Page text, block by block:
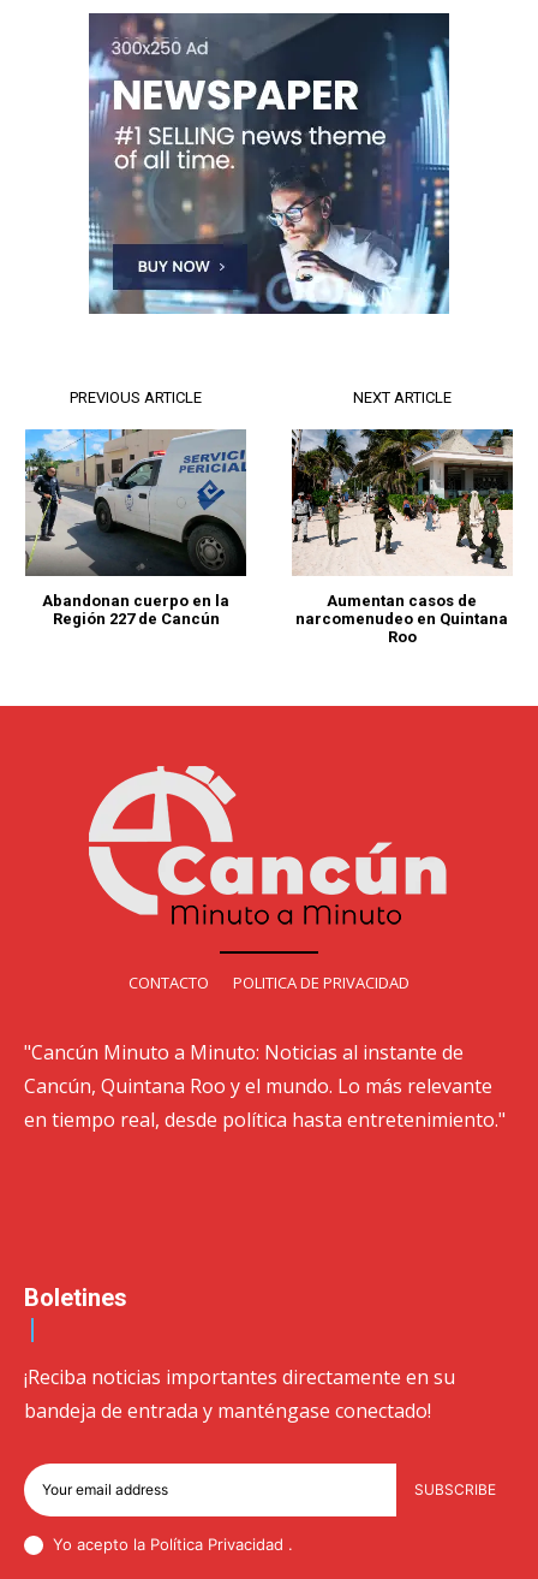
PREVIOUS ARTICLE
Abandonan cuerpo en la
Región 227 de Cancún
NEXT ARTICLE
Aumentan casos de
narcomenudeo en Quintana
Roo
CONTACTO POLITICA DE PRIVACIDAD
"Cancún Minuto a Minuto: Noticias al instante de
Cancún, Quintana Roo y el mundo. Lo más relevante
en tiempo real, desde política hasta entretenimiento."
Boletines
¡Reciba noticias importantes directamente en su
bandeja de entrada y manténgase conectado!
SUBSCRIBE
Yo acepto la Política Privacidad .